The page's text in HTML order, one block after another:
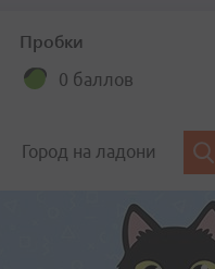
Пробки
0 баллов
Город на ладони